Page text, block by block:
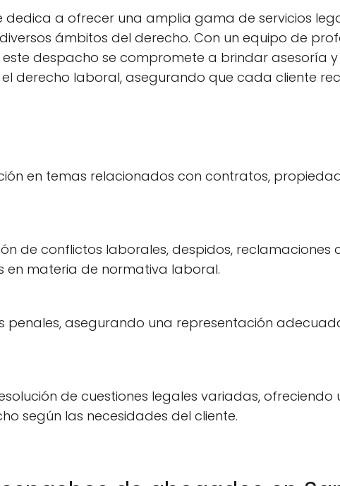
a ofrecer una amplia gama de servicios
ámbitos del derecho. Con un equipo de
despacho se compromete a brindar asesoría
derecho laboral, asegurando que cada cliente
en temas relacionados con contratos,
de conflictos laborales, despidos, reclamaciones
en materia de normativa laboral.
penales, asegurando una representación
de cuestiones legales variadas,
según las necesidades del cliente.